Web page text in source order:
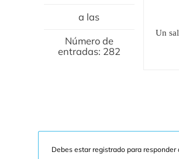
a las
Número de
entradas: 282
Un
Debes estar registrado para responder